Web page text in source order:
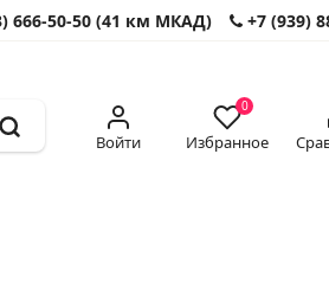
666-50-50 (41 км МКАД) +7 (939)
Войти
0
Избранное